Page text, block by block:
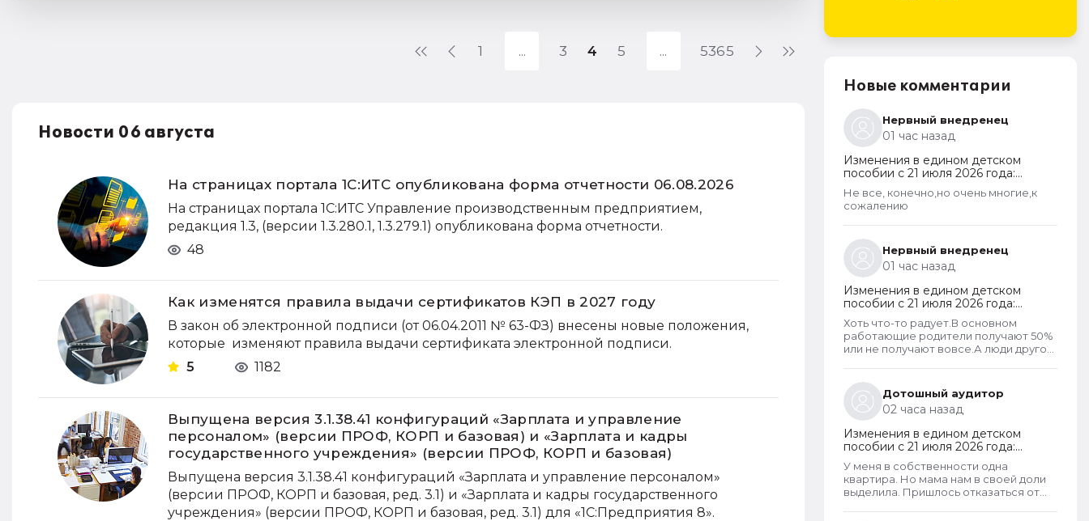
1 3 4 5 5365
Новости 06 августа
На страницах портала 1С:ИТС опубликована форма отчетности 06.08.2026
На страницах портала 1С:ИТС Управление производственным предприятием,
редакция 1.3, (версии 1.3.280.1, 1.3.279.1) опубликована форма отчетности.
48
Как изменятся правила выдачи сертификатов КЭП в 2027 году
В закон об электронной подписи (от 06.04.2011 № 63-ФЗ) внесены новые положения,
которые изменяют правила выдачи сертификата электронной подписи.
5
1182
Выпущена версия 3.1.38.41 конфигураций «Зарплата и управление
персоналом» (версии ПРОФ, КОРП и базовая) и «Зарплата и кадры
государственного учреждения» (версии ПРОФ, КОРП и базовая)
Выпущена версия 3.1.38.41 конфигураций «Зарплата и управление персоналом»
(версии ПРОФ, КОРП и базовая, ред. 3.1) и «Зарплата и кадры государственного
учреждения» (версии ПРОФ, КОРП и базовая, ред. 3.1) для «1С:Предприятия 8».
Новые комментарии
Нервный внедренец
01 час назад
Изменения в едином детском
пособии с 21 июля 2026 года:
пересмотр правила нулевого
дохода и новый порядок
оформления пособий по месту
пребывания
Не все, конечно,но очень многие,к
сожалению
Нервный внедренец
01 час назад
Изменения в едином детском
пособии с 21 июля 2026 года:
пересмотр правила нулевого
дохода и новый порядок
оформления пособий по месту
пребывания
Хоть что-то радует.В основном
работающие родители получают 50%
или не получают вовсе.А люди другой
100%.Теперь может быть начнут
работать,а не ждать манны
небесной...
Дотошный аудитор
02 часа назад
Изменения в едином детском
пособии с 21 июля 2026 года:
пересмотр правила нулевого
дохода и новый порядок
оформления пособий по месту
пребывания
У меня в собственности одна
квартира. Но мама нам в своей доли
выделила. Пришлось отказаться от